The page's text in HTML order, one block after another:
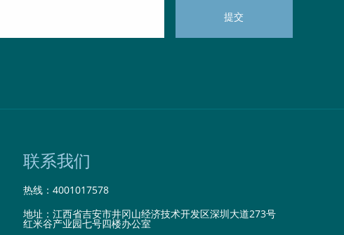
联系我们
热线： 4001017578
地址：江西省吉安市井冈山经济技术开发区深圳大道273号
红米谷产业园七号四楼办公室